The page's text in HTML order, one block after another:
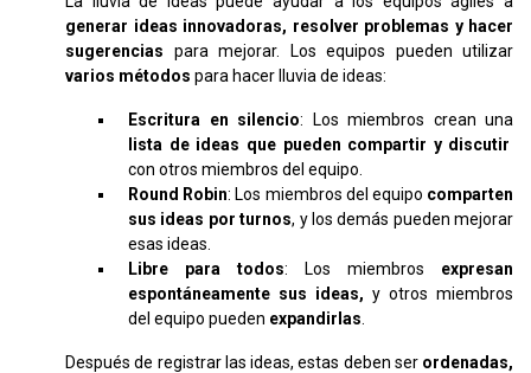
generar ideas innovadoras, resolver problemas y hacer
sugerencias para mejorar. Los equipos pueden utilizar
varios métodos para hacer lluvia de ideas:
Escritura en silencio: Los miembros crean una
lista de ideas que pueden compartir y discutir
con otros miembros del equipo.
Round Robin: Los miembros del equipo comparten
sus ideas por turnos, y los demás pueden mejorar
esas ideas.
Libre para todos: Los miembros expresan
espontáneamente sus ideas, y otros miembros
del equipo pueden expandirlas
Después de registrar las ideas, estas deben serordenadas,